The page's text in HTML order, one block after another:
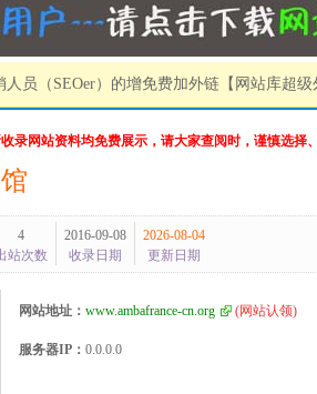
人员（SEOer）的增免费加外链 【网站库超
收录网站资料均免费展示，请大家查阅时，谨慎选择
4
站次数
2016-09-08
收录日期
2026-08-04
更新日期
网站地址： www.ambafrance-cn.org (网站认领)
服务器IP： 0.0.0.0